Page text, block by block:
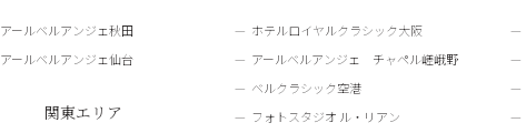
アールベルアンジェ秋田
アールベルアンジェ仙台
関東エリア
ホテルロイヤルクラシック大阪
アールベルアンジェ チャペル嵯峨野
ベルクラシック空港
フォトスタジオ ル・リアン